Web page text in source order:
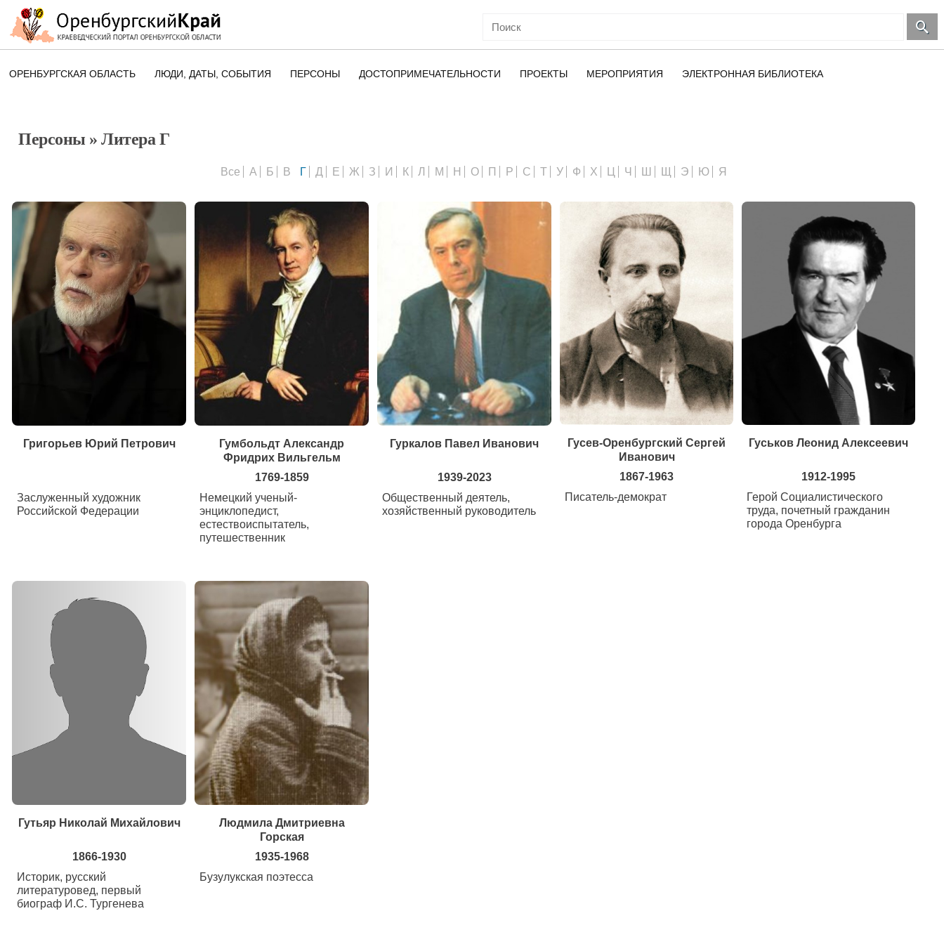
ОРЕНБУРГСКАЯ ОБЛАСТЬ ЛЮДИ, ДАТЫ, CОБЫТИЯ ПЕРСОНЫ ДОСТОПРИМЕЧАТЕЛЬНОСТИ ПРОЕКТЫ МЕРОПРИЯТИЯ ЭЛЕКТРОННАЯ БИБЛИОТЕКА
Персоны » Литера Г
Все А Б В Г Д Е Ж З И К Л М Н О П Р С Т У Ф Х Ч Э Ю Я
Григорьев Юрий Петрович
Заслуженный художник
Российской Федерации
Гумбольдт Александр
Фридрих Вильгельм
1769-1859
Немецкий ученый-
энциклопедист,
естествоиспытатель,
путешественник
Гуркалов Павел Иванович
1939-2023
Общественный деятель,
хозяйственный руководитель
Гусев-Оренбургский Сергей
Иванович
1867-1963
Писатель-демократ
Гуськов Леонид Алексеевич
1912-1995
Герой Социалистического
труда, почетный гражданин
города Оренбурга
Гутьяр Николай Михайлович
1866-1930
Историк, русский
литературовед, первый
биограф И.С. Тургенева
Людмила Дмитриевна
Горская
1935-1968
Бузулукская поэтесса